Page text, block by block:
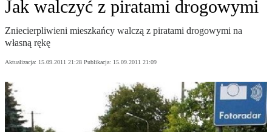
Jak walczyć z piratami drogowymi
Zniecierpliwieni mieszkańcy walczą z piratami drogowymi na
własną rękę
Aktualizacja: 15.09.2011 21:28 Publikacja: 15.09.2011 21:09